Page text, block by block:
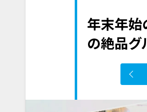
年末年始
の絶品グ